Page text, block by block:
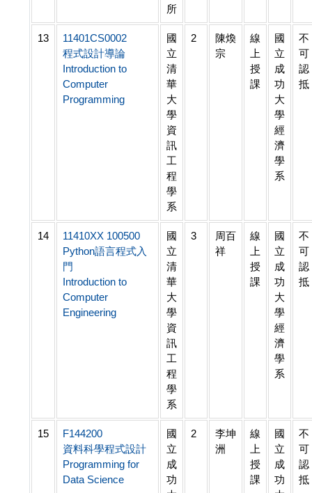
所
13
11401CS0002
程式設計導論
Introduction to
Computer
Programming
國
立
清
華
大
學
資
訊
工
程
學
系
2
陳煥
宗
線
上
授
課
國
立
成
功
大
學
經
濟
學
系
不
可
認
抵
14
11410XX 100500
Python語言程式入
門
Introduction to
Computer
Engineering
國
立
清
華
大
學
資
訊
工
程
學
系
3
周百
祥
線
上
授
課
國
立
成
功
大
學
經
濟
學
系
不
可
認
抵
15
F144200
資料科學程式設計
Programming for
Data Science
國
立
成
功
2
李坤
洲
線
上
授
課
國
立
成
功
不
可
認
抵